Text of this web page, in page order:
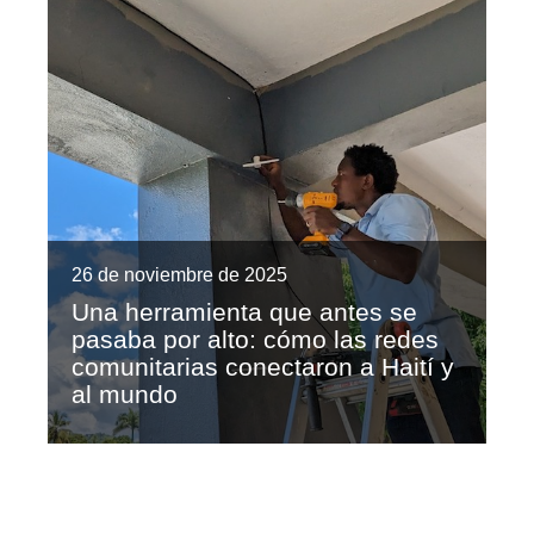
26 de noviembre de 2025
Una herramienta que antes se
pasaba por alto: cómo las redes
comunitarias conectaron a Haití y
al mundo